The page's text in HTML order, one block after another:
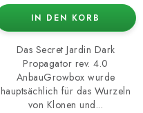
IN DEN KORB
Das Secret Jardin Dark
Propagator rev. 4.0
AnbauGrowbox wurde
hauptsächlich für das Wurzeln
von Klonen und...